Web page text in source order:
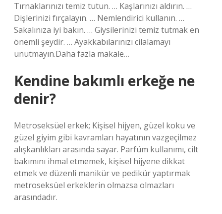
Tırnaklarınızı temiz tutun. … Kaşlarınızı aldırın. …
Dişlerinizi fırçalayın. … Nemlendirici kullanın. …
Sakalınıza iyi bakın. … Giysilerinizi temiz tutmak en
önemli şeydir. … Ayakkabılarınızı cilalamayı
unutmayın.Daha fazla makale…
Kendine bakımlı erkeğe ne
denir?
Metroseksüel erkek; Kişisel hijyen, güzel koku ve
güzel giyim gibi kavramları hayatının vazgeçilmez
alışkanlıkları arasında sayar. Parfüm kullanımı, cilt
bakımını ihmal etmemek, kişisel hijyene dikkat
etmek ve düzenli manikür ve pedikür yaptırmak
metroseksüel erkeklerin olmazsa olmazları
arasındadır.